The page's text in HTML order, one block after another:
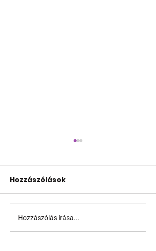
A 10 leggyakoribb
péniszmítosz
Hozzászólások
Hozzászólás írása...